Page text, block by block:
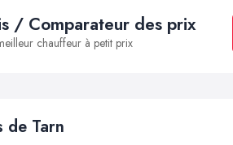
/ Comparateur des prix
chauffeur à petit prix
de Tarn